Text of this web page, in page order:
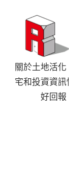
關於土地活
宅和投資資
好回報